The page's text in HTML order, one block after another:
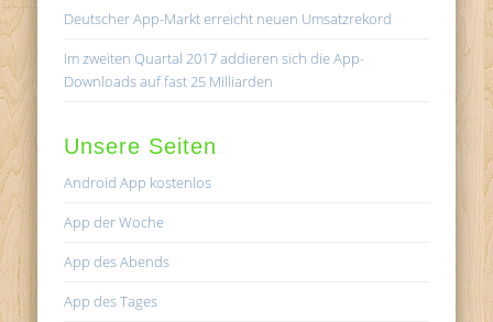
Deutscher App-Markt erreicht neuen Umsatzrekord
Im zweiten Quartal 2017 addieren sich die App-
Downloads auf fast 25 Milliarden
Unsere Seiten
Android App kostenlos
App der Woche
App des Abends
App des Tages